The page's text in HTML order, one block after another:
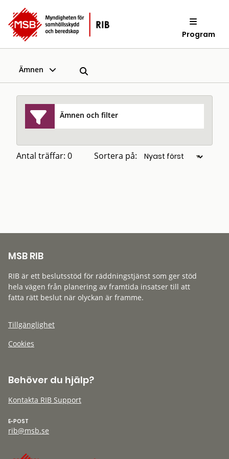
Program
Ämnen
Ämnen och filter
Antal träffar: 0 Sortera på:
MSB RIB
RIB är ett beslutsstöd för räddningstjänst som ger stöd
hela vägen från planering av framtida insatser till att
fatta rätt beslut när olyckan är framme.
Tillgänglighet
Cookies
Behöver du hjälp?
Kontakta RIB Support
E-POST
rib@msb.se